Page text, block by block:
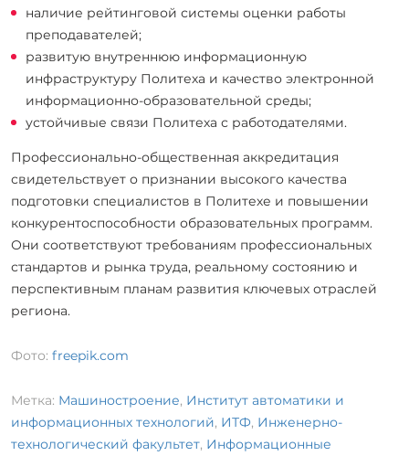
наличие рейтинговой системы оценки работы
преподавателей;
развитую внутреннюю информационную
инфраструктуру Политеха и качество электронной
информационно-образовательной среды;
устойчивые связи Политеха с работодателями.
Профессионально-общественная аккредитация
свидетельствует о признании высокого качества
подготовки специалистов в Политехе и повышении
конкурентоспособности образовательных программ.
Они соответствуют требованиям профессиональных
стандартов и рынка труда, реальному состоянию и
перспективным планам развития ключевых отраслей
региона.
Фото: freepik.com
Метка: Машиностроение, Институт автоматики и
информационных технологий, ИТФ, Инженерно-
технологический факультет, Информационные